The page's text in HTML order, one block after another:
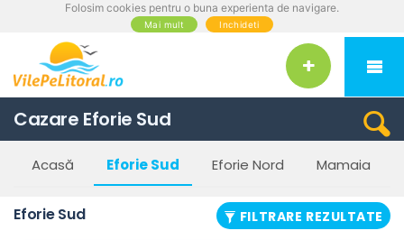
Folosim cookies pentru o buna experienta de navigare.
Mai mult Inchideti
Categorii
cazare
Pensiune
Apartament
Cazare Eforie Sud
Acasă Eforie Sud Eforie Nord Mamaia
Eforie Sud FILTRARE REZULTATE